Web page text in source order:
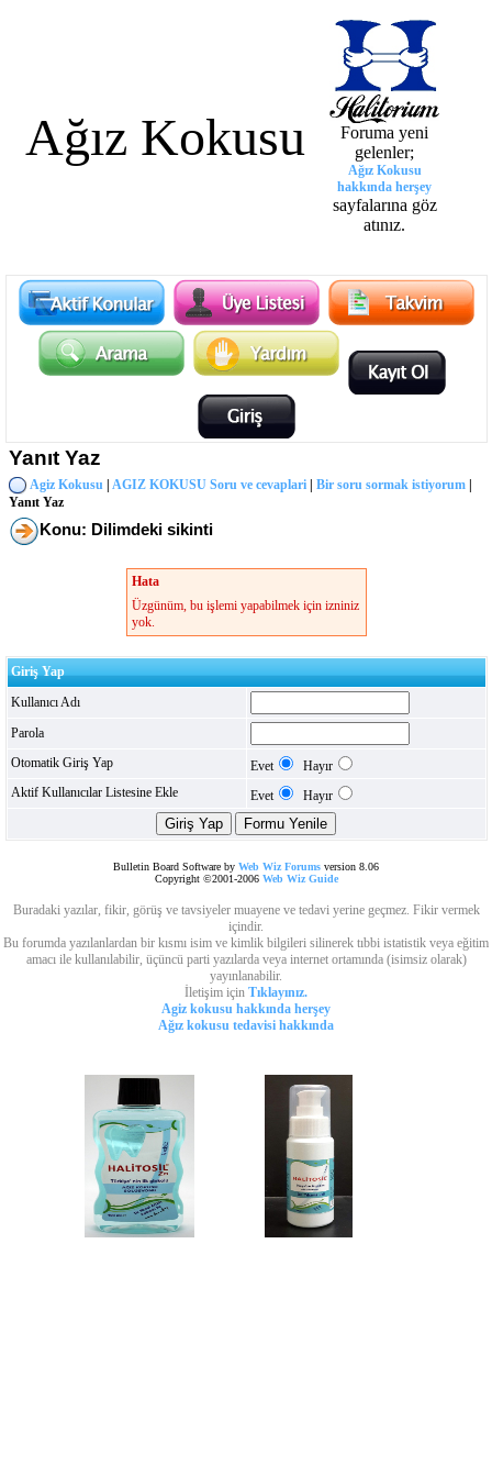
Ağız Kokusu
Foruma yeni
gelenler;
Ağız Kokusu
hakkında herşey
sayfalarına göz
atınız.
Yanıt Yaz
Agiz Kokusu| AGIZ KOKUSU Soru ve cevaplari| Bir soru sormak istiyorum|
Yanıt Yaz
Konu: Dilimdeki sikinti
Hata
Üzgünüm, bu işlemi yapabilmek için izniniz
yok.
Giriş Yap
Kullanıcı Adı
Parola
Otomatik Giriş Yap
Evet
Hayır
Aktif Kullanıcılar Listesine Ekle
Evet Hayır
Bulletin Board Software by Web Wiz Forums version 8.06
Copyright ©2001-2006 Web Wiz Guide
Buradaki yazılar, fikir, görüş ve tavsiyeler muayene ve tedavi yerine geçmez. Fikir vermek
içindir.
Bu forumda yazılanlardan bir kısmı isim ve kimlik bilgileri silinerek tıbbi istatistik veya eğitim
amacı ile kullanılabilir, üçüncü parti yazılarda veya internet ortamında (isimsiz olarak)
yayınlanabilir.
İletişim için Tıklayınız.
Agiz kokusu hakkında herşey
Ağız kokusu tedavisi hakkında